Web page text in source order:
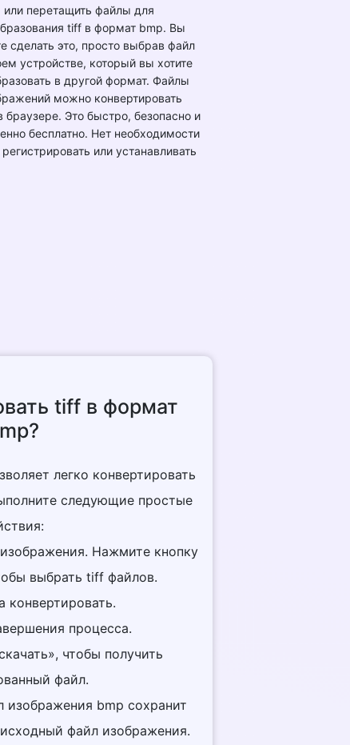
или перетащить файлы для
tiff в формат bmp. Вы
сделать это, просто выбрав файл
устройстве, который вы хотите
в другой формат. Файлы
можно конвертировать
браузере. Это быстро, безопасно и
бесплатно. Нет необходимости
регистрировать или устанавливать
tiff в формат
легко конвертировать
следующие простые
Нажмите кнопку
выбрать tiff файлов.
конвертировать.
процесса.
чтобы получить
файл.
bmp сохранит
файл изображения.